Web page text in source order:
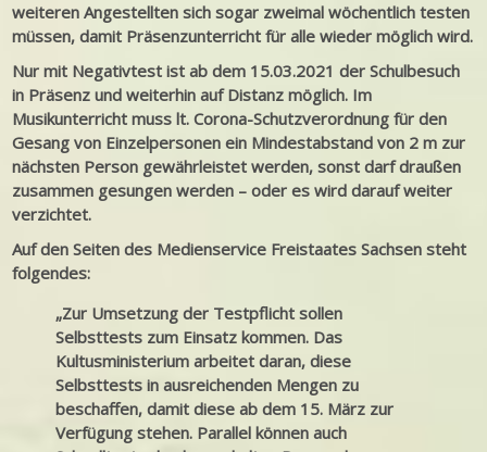
weiteren Angestellten sich sogar zweimal wöchentlich testen
müssen, damit Präsenzunterricht für alle wieder möglich wird.
Nur mit Negativtest ist ab dem 15.03.2021 der Schulbesuch
in Präsenz und weiterhin auf Distanz möglich. Im
Musikunterricht muss lt. Corona-Schutzverordnung für den
Gesang von Einzelpersonen ein Mindestabstand von 2 m zur
nächsten Person gewährleistet werden, sonst darf draußen
zusammen gesungen werden – oder es wird darauf weiter
verzichtet.
Auf den Seiten des Medienservice Freistaates Sachsen steht
folgendes:
„Zur Umsetzung der Testpflicht sollen
Selbsttests zum Einsatz kommen. Das
Kultusministerium arbeitet daran, diese
Selbsttests in ausreichenden Mengen zu
beschaffen, damit diese ab dem 15. März zur
Verfügung stehen. Parallel können auch